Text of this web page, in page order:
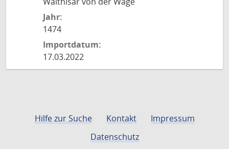
Jahr:
1474
Importdatum:
17.03.2022
Hilfe zur Suche Kontakt
Impressum
Datenschutz